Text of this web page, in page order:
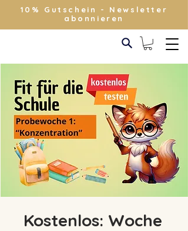
10% Gutschein - Newsletter
abonnieren
Kostenlos: Woche